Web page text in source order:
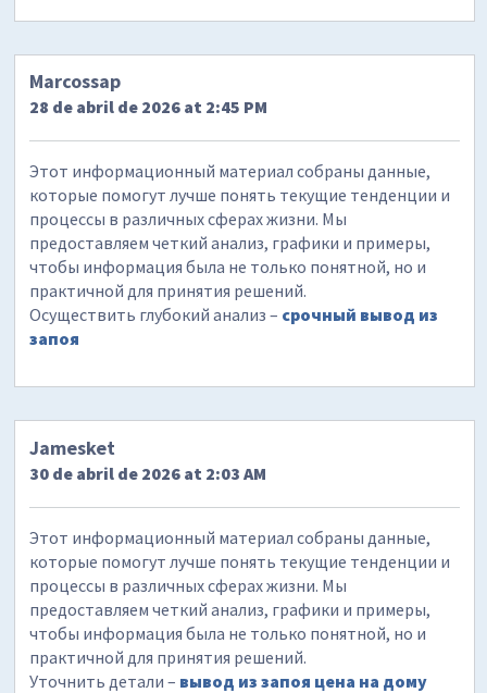
Marcossap
28 de abril de 2026 at 2:45 PM
Этот информационный материал собраны данные,
которые помогут лучше понять текущие тенденции и
процессы в различных сферах жизни. Мы
предоставляем четкий анализ, графики и примеры,
чтобы информация была не только понятной, но и
практичной для принятия решений.
Осуществить глубокий анализ – срочный вывод из
запоя
Jamesket
30 de abril de 2026 at 2:03 AM
Этот информационный материал собраны данные,
которые помогут лучше понять текущие тенденции и
процессы в различных сферах жизни. Мы
предоставляем четкий анализ, графики и примеры,
чтобы информация была не только понятной, но и
практичной для принятия решений.
Уточнить детали – вывод из запоя цена на дому